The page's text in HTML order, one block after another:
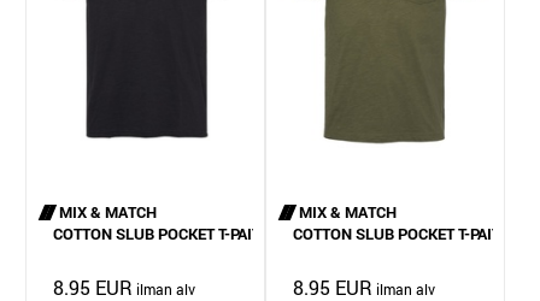
MIX & MATCH
COTTON SLUB POCKET T-PAITA
8.95 EUR
MIX & MATCH
COTTON SLUB POCKET T-PAITA
8.95 EUR